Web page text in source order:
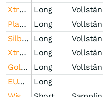
Xtrackers Physical Silver EUR Hedged ETC
Long
Platin Index Zertifikat Open-End (DBETC)
Long
Silber Index Zertifikat Open-End (DBETC)
Long
Xtrackers Physical Gold ETC (EUR) der DB ETC plc
Long
Gold Index Zertifikat Open-End (iShares plc)
Long
EUWAX Gold
Long